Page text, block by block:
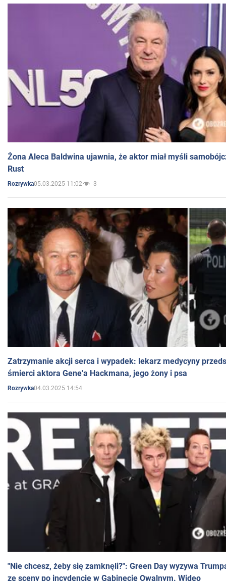
Żona Aleca Baldwina ujawnia, że aktor miał myśli
Rust
Rozrywka05.03.2025 11:02 3
Zatrzymanie akcji serca i wypadek: lekarz medycyny
śmierci aktora Gene'a Hackmana, jego żony i psa
Rozrywka04.03.2025 14:54
"Nie chcesz, żeby się zamknęli?": Green Day wyzywa
ze sceny po incydencie w Gabinecie Owalnym. Wideo